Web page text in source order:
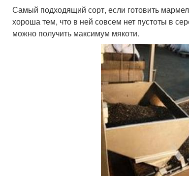
Самый подходящий сорт, если готовить
хороша тем, что в ней совсем нет пустоты в
можно получить максимум мякоти.